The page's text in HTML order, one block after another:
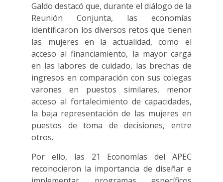
Galdo destacó que, durante el diálogo de la
Reunión Conjunta, las economías
identificaron los diversos retos que tienen
las mujeres en la actualidad, como el
acceso al financiamiento, la mayor carga
en las labores de cuidado, las brechas de
ingresos en comparación con sus colegas
varones en puestos similares, menor
acceso al fortalecimiento de capacidades,
la baja representación de las mujeres en
puestos de toma de decisiones, entre
otros.
Por ello, las 21 Economías del APEC
reconocieron la importancia de diseñar e